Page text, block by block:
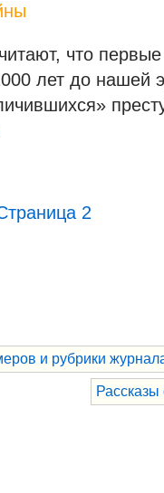
что
лет до нашей
2
и рубрики
Рассказы